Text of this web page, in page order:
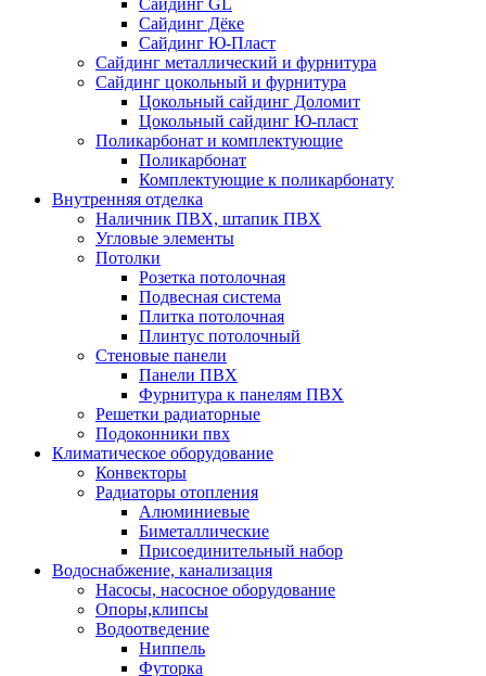
Сайдинг GL
Сайдинг Дёке
Сайдинг Ю-Пласт
Сайдинг металлический и фурнитура
Сайдинг цокольный и фурнитура
Цокольный сайдинг Доломит
Цокольный сайдинг Ю-пласт
Поликарбонат и комплектующие
Поликарбонат
Комплектующие к поликарбонату
Внутренняя отделка
Наличник ПВХ, штапик ПВХ
Угловые элементы
Потолки
Розетка потолочная
Подвесная система
Плитка потолочная
Плинтус потолочный
Стеновые панели
Панели ПВХ
Фурнитура к панелям ПВХ
Решетки радиаторные
Подоконники пвх
Климатическое оборудование
Конвекторы
Радиаторы отопления
Алюминиевые
Биметаллические
Присоединительный набор
Водоснабжение, канализация
Насосы, насосное оборудование
Опоры,клипсы
Водоотведение
Ниппель
Футорка